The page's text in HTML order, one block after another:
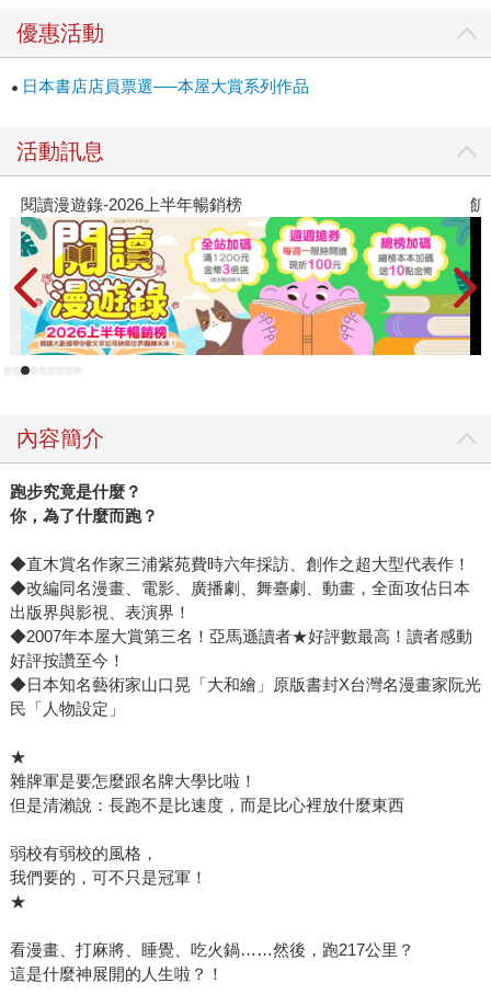
優惠活動
日本書店店員票選──本屋大賞系列作品
活動訊息
飢餓遊戲前傳贈早優券
內容簡介
跑步究竟是什麼？
你，為了什麼而跑？
◆直木賞名作家三浦紫苑費時六年採訪、創作之超大型代表作！
◆改編同名漫畫、電影、廣播劇、舞臺劇、動畫，全面攻佔日本
出版界與影視、表演界！
◆2007年本屋大賞第三名！亞馬遜讀者★好評數最高！讀者感動
好評按讚至今！
◆日本知名藝術家山口晃「大和繪」原版書封X台灣名漫畫家阮光
民「人物設定」
★
雜牌軍是要怎麼跟名牌大學比啦！
但是清瀨說：長跑不是比速度，而是比心裡放什麼東西
弱校有弱校的風格，
我們要的，可不只是冠軍！
★
看漫畫、打麻將、睡覺、吃火鍋……然後，跑217公里？
這是什麼神展開的人生啦？！